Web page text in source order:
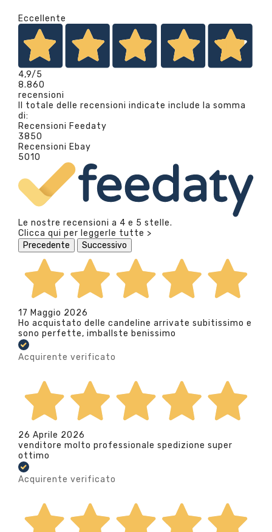
Eccellente
4,9/5
8.860
recensioni
Il totale delle recensioni indicate include la somma
di:
Recensioni Feedaty
3850
Recensioni Ebay
5010
Le nostre recensioni a 4 e 5 stelle.
Clicca qui per leggerle tutte >
Precedente
Successivo
17 Maggio 2026
Ho acquistato delle candeline arrivate subitissimo e
sono perfette, imballste benissimo
Acquirente verificato
26 Aprile 2026
venditore molto professionale spedizione super
ottimo
Acquirente verificato